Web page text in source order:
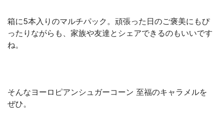
箱に5本入りのマルチパック。頑張った日のご褒美にもぴ
ったりながらも、家族や友達とシェアできるのもいいです
ね。
そんなヨーロピアンシュガーコーン 至福のキャラメルを
ぜひ。